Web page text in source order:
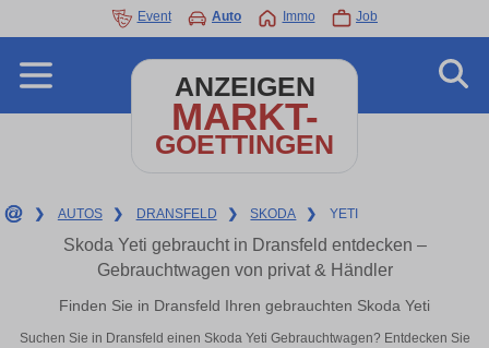
Event Auto Immo Job
ANZEIGEN
MARKT-
GOETTINGEN
❯ AUTOS ❯ DRANSFELD ❯ SKODA ❯ YETI
Skoda Yeti gebraucht in Dransfeld entdecken –
Gebrauchtwagen von privat & Händler
Finden Sie in Dransfeld Ihren gebrauchten Skoda Yeti
Suchen Sie in Dransfeld einen Skoda Yeti Gebrauchtwagen? Entdecken Sie